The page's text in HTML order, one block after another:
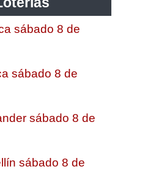
sábado 8 de
sábado 8 de
sábado 8 de
sábado 8 de